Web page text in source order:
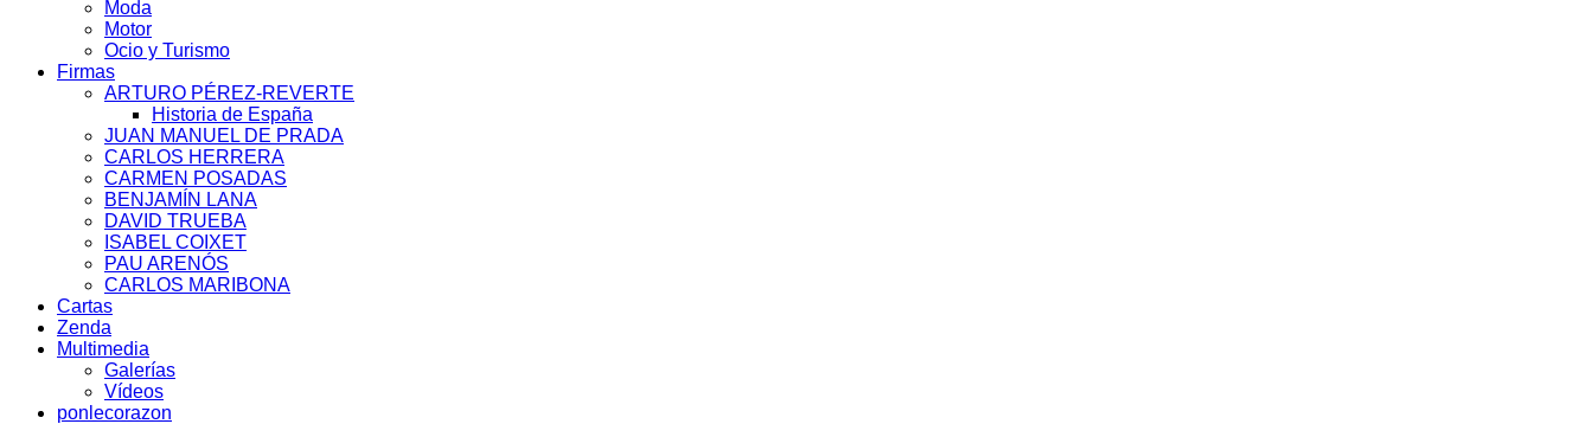
Moda
Motor
Ocio y Turismo
Firmas
ARTURO PÉREZ-REVERTE
Historia de España
JUAN MANUEL DE PRADA
CARLOS HERRERA
CARMEN POSADAS
BENJAMÍN LANA
DAVID TRUEBA
ISABEL COIXET
PAU ARENÓS
CARLOS MARIBONA
Cartas
Zenda
Multimedia
Galerías
Vídeos
ponlecorazon